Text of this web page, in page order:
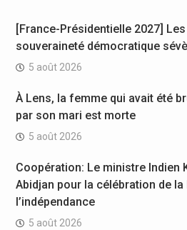
[France-Présidentielle 2027]
souveraineté démocratique
5 août 2026
À Lens, la femme qui avait été
par son mari est morte
5 août 2026
Coopération: Le ministre Indien
Abidjan pour la célébration de la
l’indépendance
5 août 2026